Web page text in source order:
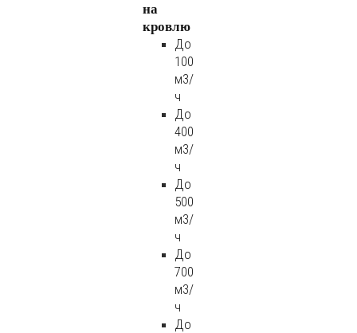
на
кровлю
До
100
м3/
ч
До
400
м3/
ч
До
500
м3/
ч
До
700
м3/
ч
До